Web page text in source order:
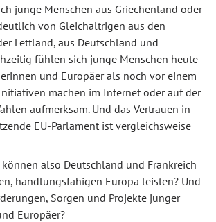
junge Menschen aus Griechenland oder
von Gleichaltrigen aus den
Lettland, aus Deutschland und
fühlen sich junge Menschen heute
und Europäer als noch vor einem
machen im Internet oder auf der
aufmerksam. Und das Vertrauen in
EU-Parlament ist vergleichsweise
also Deutschland und Frankreich
handlungsfähigen Europa leisten? Und
Sorgen und Projekte junger
Europäer?